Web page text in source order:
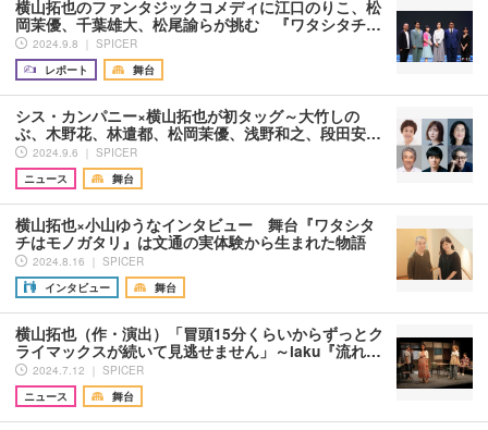
横山拓也のファンタジックコメディに江口のりこ、松
岡茉優、千葉雄大、松尾諭らが挑む 『ワタシタチ…
2024.9.8 ｜ SPICER
レポート
舞台
シス・カンパニー×横山拓也が初タッグ～大竹しの
ぶ、木野花、林遣都、松岡茉優、浅野和之、段田安…
2024.9.6 ｜ SPICER
ニュース
舞台
横山拓也×小山ゆうなインタビュー 舞台『ワタシタ
チはモノガタリ』は文通の実体験から生まれた物語
2024.8.16 ｜ SPICER
インタビュー
舞台
横山拓也（作・演出）「冒頭15分くらいからずっとク
ライマックスが続いて見逃せません」～iaku『流れ…
2024.7.12 ｜ SPICER
ニュース
舞台